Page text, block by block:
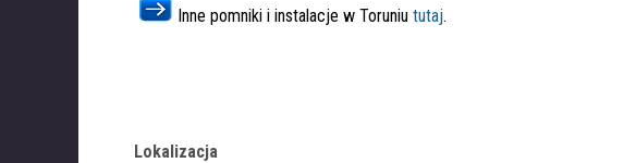
Inne pomniki i instalacje w Toruniu tutaj.
Lokalizacja